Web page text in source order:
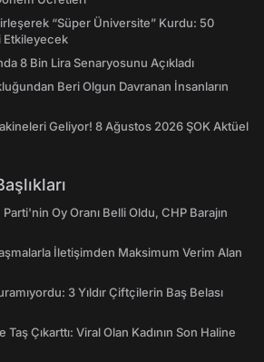
“Süper Üniversite” Kurdu: 50
Etkileyecek
8 Bin Lira Senaryosunu Açıkladı
Beri Olgun Davranan İnsanların
Geliyor! 8 Ağustos 2026 ŞOK Aktüel
Oy Oranı Belli Oldu, CHP Barajın
İletişimden Maksimum Verim Alan
3 Yıldır Çiftçilerin Baş Belası
Çıkarttı: Viral Olan Kadının Son Haline